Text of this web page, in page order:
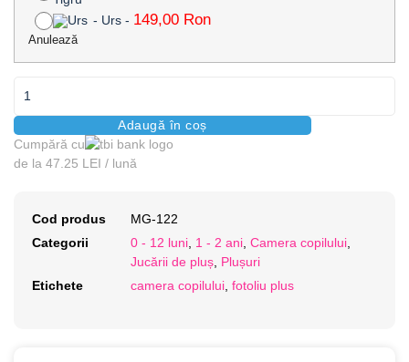
- Urs - 149,00 Ron
Anulează
Adaugă în coș
Cumpără cu
de la 47.25 LEI / lună
Cod produs
MG-122
Categorii
0 - 12 luni 1 - 2 ani Camera copilului
Jucării de pluș Plușuri
Etichete
camera copilului fotoliu plus